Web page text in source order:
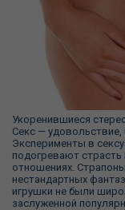
Укоренившиеся
Секс — удовольствие,
Эксперименты в
подогревают
отношениях.
нестандартных
игрушки не были
заслуженной